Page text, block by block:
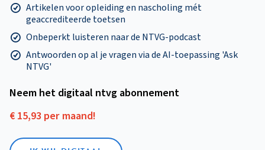
Artikelen voor opleiding en nascholing mét
geaccrediteerde toetsen
Onbeperkt luisteren naar de NTVG-podcast
Antwoorden op al je vragen via de AI-toepassing 'Ask
NTVG'
Neem het digitaal ntvg abonnement
€ 15,93 per maand!